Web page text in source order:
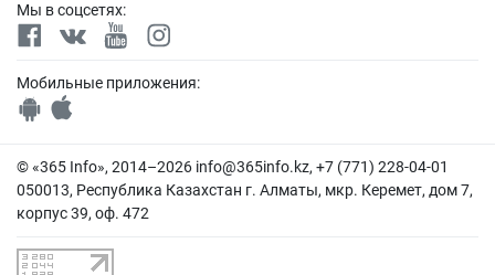
Мы в соцсетях:
Мобильные приложения:
© «365 Info», 2014–2026 info@365info.kz, +7 (771) 228-04-01
050013, Республика Казахстан г. Алматы, мкр. Керемет, дом 7,
корпус 39, оф. 472